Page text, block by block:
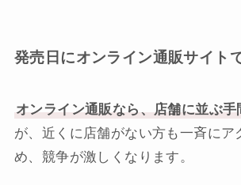
発売日にオンライン通販サイト
オンライン通販なら、店舗に並ぶ手
が、近くに店舗がない方も一斉にア
め、競争が激しくなります。